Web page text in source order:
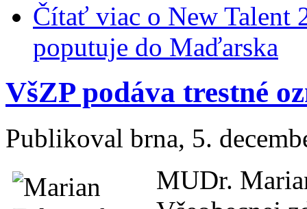
Čítať viac o New Talent
poputuje do Maďarska
VšZP podáva trestné
Publikoval brna, 5.
MUDr.